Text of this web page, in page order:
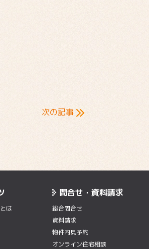
次の記事
は
問合せ・資料請求
総合問合せ
資料請求
物件内⾒予約
オンライン住宅相談